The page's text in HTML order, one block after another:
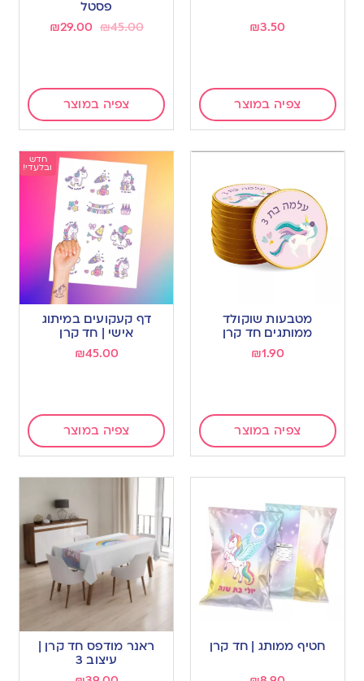
₪3.50
צפיה במוצר
פסטל
₪45.00
₪29.00
צפיה במוצר
מטבעות שוקולד
ממותגים חד קרן
₪1.90
צפיה במוצר
חדש
ובלעדי!
דף קעקועים במיתוג
אישי | חד קרן
₪45.00
צפיה במוצר
חטיף ממותג | חד קרן
ראנר מודפס חד קרן |
עיצוב 3